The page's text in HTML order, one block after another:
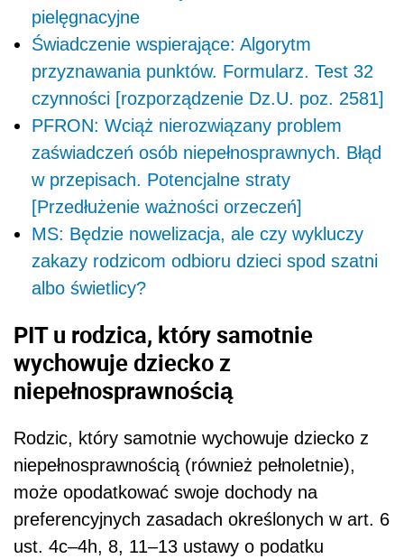
pielęgnacyjne
Świadczenie wspierające: Algorytm
przyznawania punktów. Formularz. Test 32
czynności [rozporządzenie Dz.U. poz. 2581]
PFRON: Wciąż nierozwiązany problem
zaświadczeń osób niepełnosprawnych. Błąd
w przepisach. Potencjalne straty
[Przedłużenie ważności orzeczeń]
MS: Będzie nowelizacja, ale czy wykluczy
zakazy rodzicom odbioru dzieci spod szatni
albo świetlicy?
PIT u rodzica, który samotnie
wychowuje dziecko z
niepełnosprawnością
Rodzic, który samotnie wychowuje dziecko z
niepełnosprawnością (również pełnoletnie),
może opodatkować swoje dochody na
preferencyjnych zasadach określonych w art. 6
ust. 4c–4h, 8, 11–13 ustawy o podatku